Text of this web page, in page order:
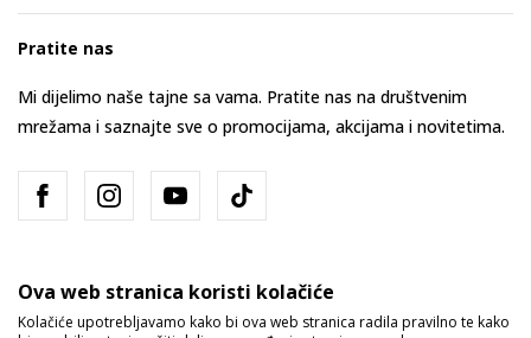
Pratite nas
Mi dijelimo naše tajne sa vama. Pratite nas na društvenim
mrežama i saznajte sve o promocijama, akcijama i novitetima.
Ova web stranica koristi kolačiće
Kolačiće upotrebljavamo kako bi ova web stranica radila pravilno te kako